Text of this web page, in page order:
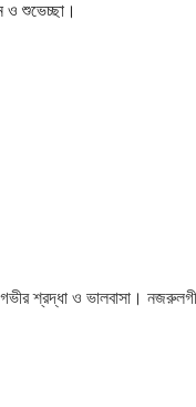
ও শুভেচ্ছা।
গভীর শ্রদ্ধা ও ভালবাসা।